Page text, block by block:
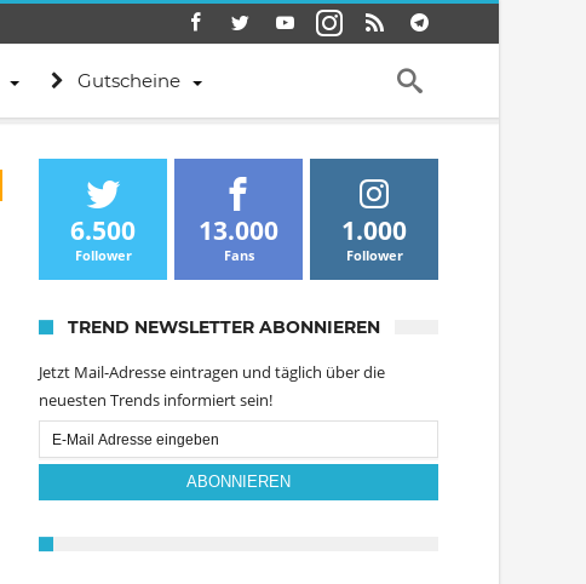
Gutscheine
6.500
Follower
13.000
Fans
1.000
Follower
TREND NEWSLETTER ABONNIEREN
Jetzt Mail-Adresse eintragen und täglich über die
neuesten Trends informiert sein!
Email
Subscription
ABONNIEREN